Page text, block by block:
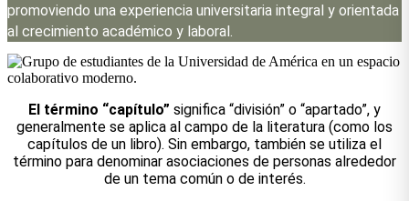
promoviendo una experiencia universitaria integral y orientada
al crecimiento académico y laboral.
El término “capítulo” significa “división” o “apartado”, y
generalmente se aplica al campo de la literatura (como los
capítulos de un libro). Sin embargo, también se utiliza el
término para denominar asociaciones de personas alrededor
de un tema común o de interés.